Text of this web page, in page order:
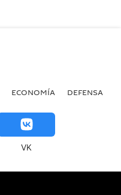
ECONOMÍA DEFENSA
VK